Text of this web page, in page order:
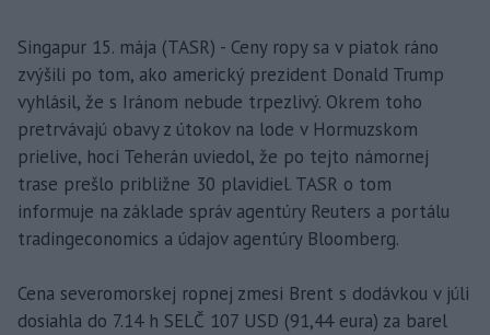
Singapur 15. mája (TASR) - Ceny ropy sa v piatok ráno
zvýšili po tom, ako americký prezident Donald Trump
vyhlásil, že s Iránom nebude trpezlivý. Okrem toho
pretrvávajú obavy z útokov na lode v Hormuzskom
prielive, hoci Teherán uviedol, že po tejto námornej
trase prešlo približne 30 plavidiel. TASR o tom
informuje na základe správ agentúry Reuters a portálu
tradingeconomics a údajov agentúry Bloomberg.
Cena severomorskej ropnej zmesi Brent s dodávkou v júli
dosiahla do 7.14 h SELČ 107 USD (91,44 eura) za barel